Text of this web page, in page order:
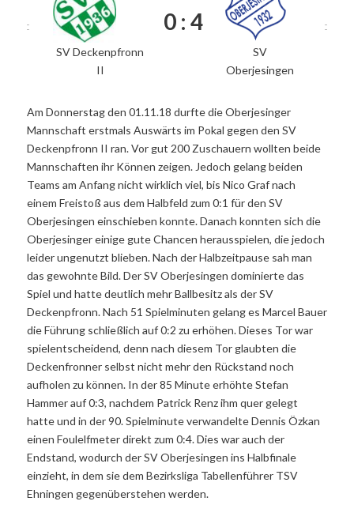
SV Deckenpfronn
II
0 : 4
SV
Oberjesingen
Am Donnerstag den 01.11.18 durfte die Oberjesinger
Mannschaft erstmals Auswärts im Pokal gegen den SV
Deckenpfronn II ran. Vor gut 200 Zuschauern wollten beide
Mannschaften ihr Können zeigen. Jedoch gelang beiden
Teams am Anfang nicht wirklich viel, bis Nico Graf nach
einem Freistoß aus dem Halbfeld zum 0:1 für den SV
Oberjesingen einschieben konnte. Danach konnten sich die
Oberjesinger einige gute Chancen herausspielen, die jedoch
leider ungenutzt blieben. Nach der Halbzeitpause sah man
das gewohnte Bild. Der SV Oberjesingen dominierte das
Spiel und hatte deutlich mehr Ballbesitz als der SV
Deckenpfronn. Nach 51 Spielminuten gelang es Marcel Bauer
die Führung schließlich auf 0:2 zu erhöhen. Dieses Tor war
spielentscheidend, denn nach diesem Tor glaubten die
Deckenfronner selbst nicht mehr den Rückstand noch
aufholen zu können. In der 85 Minute erhöhte Stefan
Hammer auf 0:3, nachdem Patrick Renz ihm quer gelegt
hatte und in der 90. Spielminute verwandelte Dennis Özkan
einen Foulelfmeter direkt zum 0:4. Dies war auch der
Endstand, wodurch der SV Oberjesingen ins Halbfinale
einzieht, in dem sie dem Bezirksliga Tabellenführer TSV
Ehningen gegenüberstehen werden.